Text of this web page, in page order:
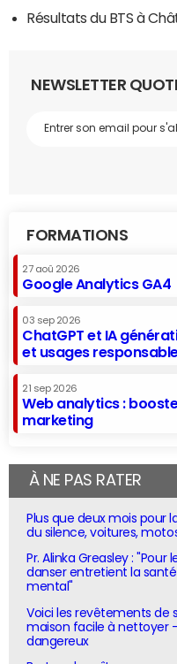
Résultats du BTS à
NEWSLETTER
FORMATIONS
27 aoû 2026
Google Analytics GA4
03 sep 2026
ChatGPT et IA
et usages
21 sep 2026
Web analytics :
marketing
À NE PAS RATER
Plus que deux mois pour
du silence, voitures,
Pr. Alinka Greasley :
danser entretient la
mental"
Voici les revêtements de
maison facile à nettoyer
dangereux